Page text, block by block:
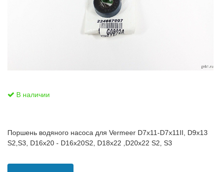
В наличии
Поршень водяного насоса для Vermeer D7x11-D7x11II, D9x13
S2,S3, D16x20 - D16x20S2, D18x22 ,D20x22 S2, S3